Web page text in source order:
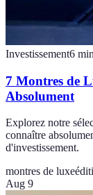
Investissement6 min
7 Montres de
Absolument
Explorez notre
connaître
d'investissement.
montres de luxe
Aug 9